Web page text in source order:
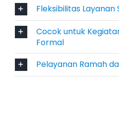
resmi, kendaraan yang
mencerminkan citra
dengan sopir Manokwari
Mobil ini telah menjadi
untuk menunjang
Fleksibilitas Layanan
Cocok untuk
Formal
Pelayanan Ramah